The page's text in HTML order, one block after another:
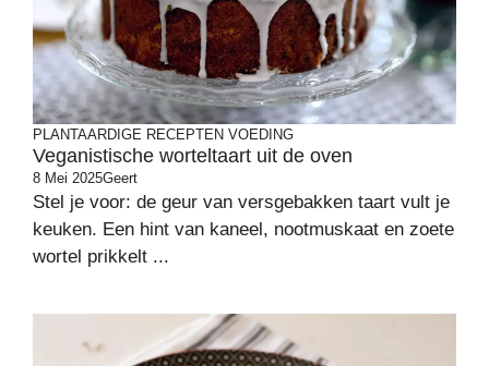
PLANTAARDIGE RECEPTEN VOEDING
Veganistische worteltaart uit de oven
8 Mei 2025Geert
Stel je voor: de geur van versgebakken taart vult je
keuken. Een hint van kaneel, nootmuskaat en zoete
wortel prikkelt ...